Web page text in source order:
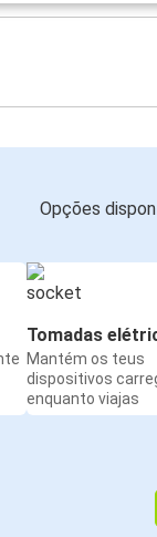
Opções
Tomadas
Mantém os teus
dispositivos
enquanto viajas